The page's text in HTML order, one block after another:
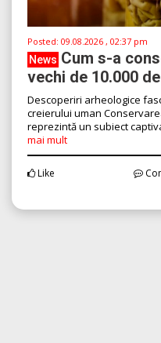
Posted: 09.08.2026 , 02:37 pm
News Cum s-a
vechi de 10.000
Descoperiri arheologice
creierului uman
reprezintă un subiect
mai mult
Like